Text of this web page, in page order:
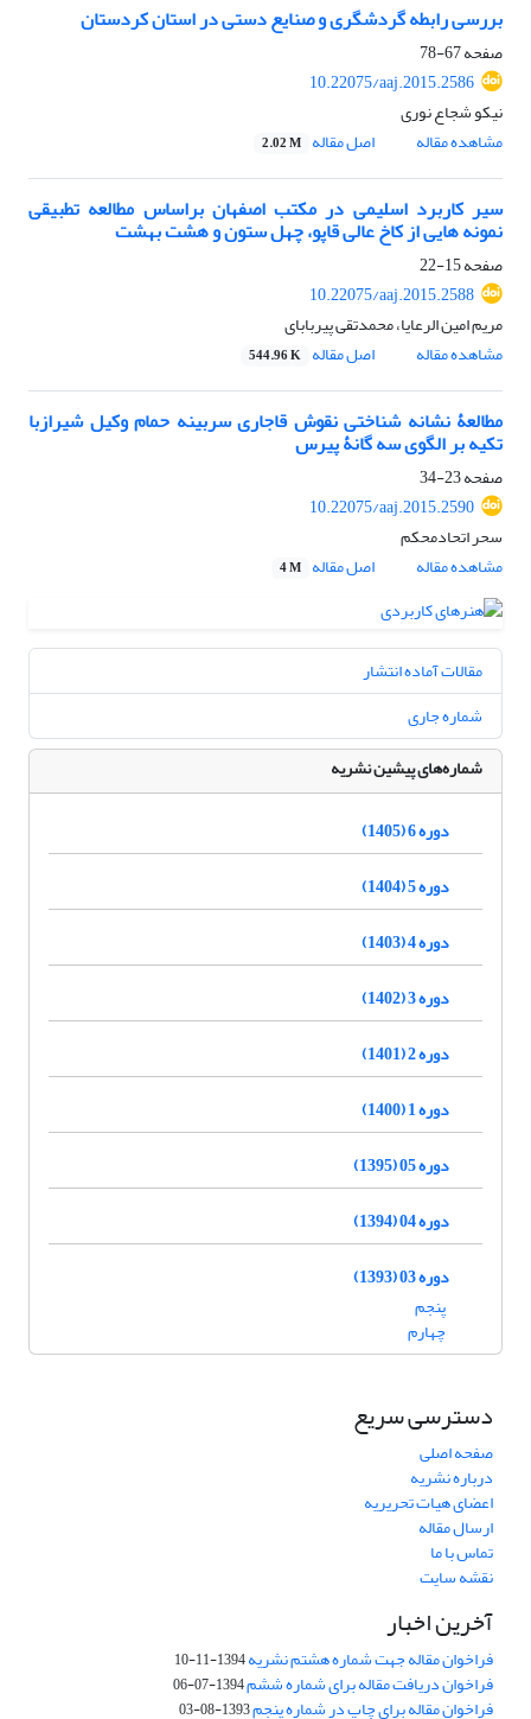
بررسی رابطه گردشگری و صنایع دستی در استان کردستان
صفحه67-78
10.22075/aaj.2015.2586
نیکو شجاع نوری
مشاهده مقاله
اصل مقاله 2.02 M
سیر کاربرد اسلیمی در مکتب اصفهان براساس مطالعه تطبیقی
نمونه هایی از کاخ عالی قاپو، چهل ستون و هشت بهشت
صفحه15-22
10.22075/aaj.2015.2588
مریم امین الرعایا، محمدتقی پیربابای
مشاهده مقاله
اصل مقاله 544.96 K
مطالعۀ نشانه شناختی نقوش قاجاری سربینه حمام وکیل شیرازبا
تکیه بر الگوی سه گانۀ پیرس
صفحه23-34
10.22075/aaj.2015.2590
سحر اتحادمحکم
مشاهده مقاله
اصل مقاله 4 M
مقالات آماده انتشار
شماره جاری
شماره‌های پیشین نشریه
دوره 6 (1405)
دوره 5 (1404)
دوره 4 (1403)
دوره 3 (1402)
دوره 2 (1401)
دوره 1 (1400)
دوره 05 (1395)
دوره 04 (1394)
دوره 03 (1393)
پنجم
چهارم
دسترسی سریع
صفحه اصلی
درباره نشریه
اعضای هیات تحریریه
ارسال مقاله
تماس با ما
نقشه سایت
آخرین اخبار
فراخوان مقاله جهت شماره هشتم نشریه1394-11-10
فراخوان دریافت مقاله برای شماره ششم1394-07-06
فراخوان مقاله برای چاپ در شماره پنجم1393-08-03